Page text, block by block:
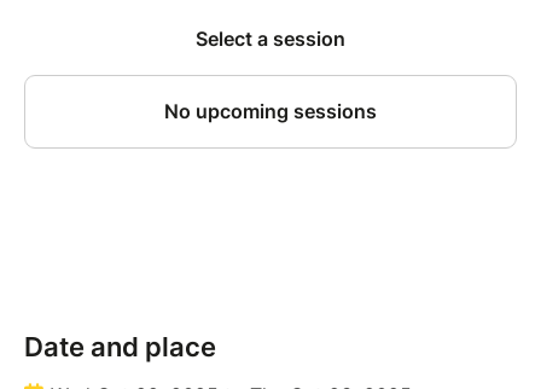
Et ce petit monde est accompagné d'un vidéaste
› Mais ils ressemblent à quoi en fait ?
Les humoristes partagent leur expérience sur les
Bref ! n’hésitez pas à arriver en avance pour choper
Date and place